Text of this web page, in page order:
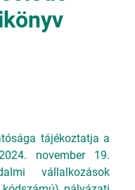
tájékoztatja a
november 19.
vállalkozások